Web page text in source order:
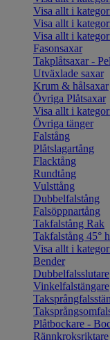
Visa allt i
Visa allt i
Visa allt i
Fasonsaxar
Takplåtsaxar -
Utväxlade saxar
Krum & hålsaxar
Övriga Plåtsaxar
Visa allt i
Övriga tänger
Falstång
Plåtslagartång
Flacktång
Rundtång
Vulsttång
Dubbelfalstång
Falsöppnartång
Takfalstång Rak
Takfalstång 45°
Visa allt i
Bender
Dubbelfalsslutare
Vinkelfalstängare
Plåtbockare -
Rännkroksriktare